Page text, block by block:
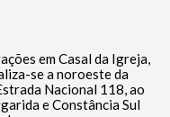
em Casal da Igreja,
se a noroeste da
Nacional 118, ao
e Constância Sul